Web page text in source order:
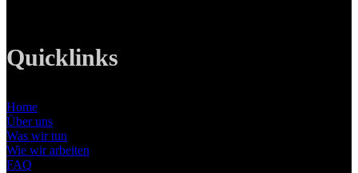
Quicklinks
Home
Über uns
Was wir tun
Wie wir arbeiten
FAQ